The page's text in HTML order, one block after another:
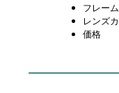
フレ
レン
価